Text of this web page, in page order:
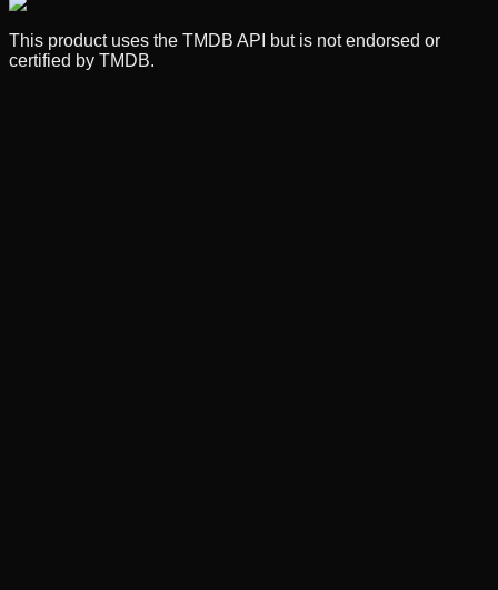
This product uses the TMDB API but is not endorsed or
certified by TMDB.